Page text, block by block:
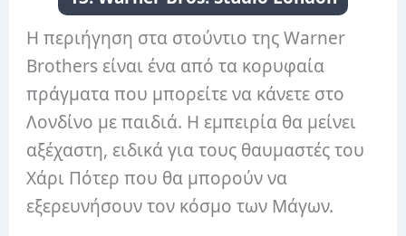
Η περιήγηση στα στούντιο της Warner
Brothers είναι ένα από τα κορυφαία
πράγματα που μπορείτε να κάνετε στο
Λονδίνο με παιδιά. Η εμπειρία θα μείνει
αξέχαστη, ειδικά για τους θαυμαστές του
Χάρι Πότερ που θα μπορούν να
εξερευνήσουν τον κόσμο των Μάγων.